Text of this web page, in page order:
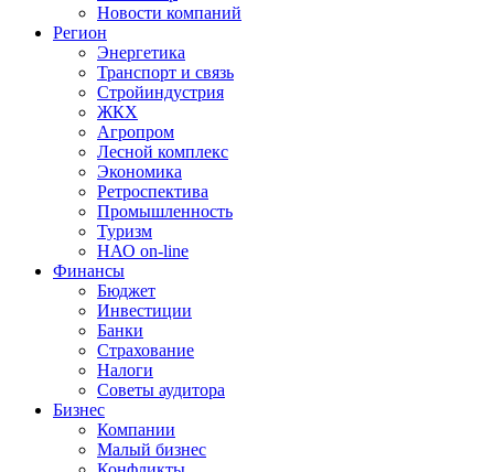
Новости компаний
Регион
Энергетика
Транспорт и связь
Стройиндустрия
ЖКХ
Агропром
Лесной комплекс
Экономика
Ретроспектива
Промышленность
Туризм
НАО on-line
Финансы
Бюджет
Инвестиции
Банки
Страхование
Налоги
Советы аудитора
Бизнес
Компании
Малый бизнес